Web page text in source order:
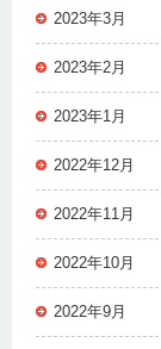
2023年3月
2023年2月
2023年1月
2022年12月
2022年11月
2022年10月
2022年9月